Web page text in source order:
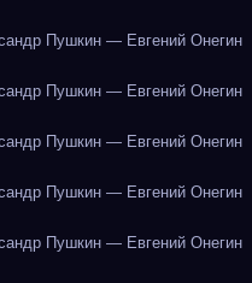
Пушкин — Евгений Онегин
Пушкин — Евгений Онегин
Пушкин — Евгений Онегин
Пушкин — Евгений Онегин
Пушкин — Евгений Онегин